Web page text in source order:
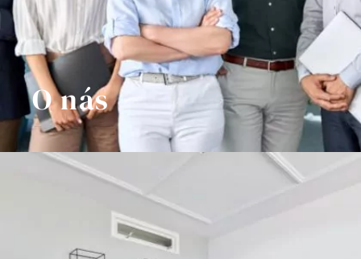
O nás